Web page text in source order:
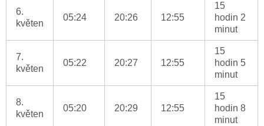
6.
květen
05:24 20:26 12:55
15
hodin 2
minut
7.
květen
05:22 20:27 12:55
15
hodin 5
minut
8.
květen
05:20 20:29 12:55
15
hodin 8
minut